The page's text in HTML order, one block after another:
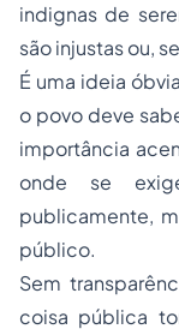
indignas de
são injustas ou,
É uma ideia
o povo deve
importância
onde se
publicamente,
público.
Sem
coisa pública